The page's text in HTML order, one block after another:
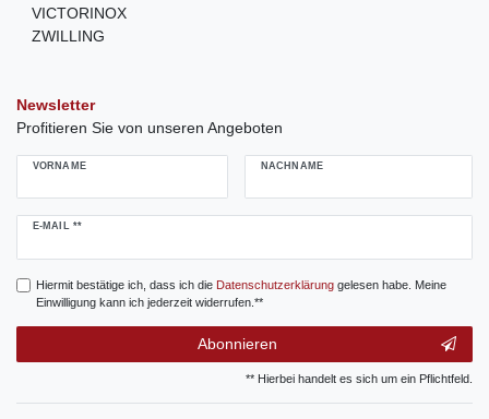
VICTORINOX
ZWILLING
Newsletter
Profitieren Sie von unseren Angeboten
VORNAME NACHNAME
E-MAIL **
Newsletter
Hiermit bestätige ich, dass ich die Daten­schutz­erklärunggelesen habe. Meine
Einwilligung kann ich jederzeit widerrufen.**
Abonnieren
** Hierbei handelt es sich um ein Pflichtfeld.